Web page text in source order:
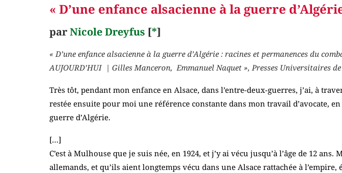
« D’une enfance alsacienne à la guerre
parNicole Dreyfus [*]
« D’une enfance alsacienne à la guerre d’Algérie : racines et permanences du
AUJOURD’HUI | Gilles Manceron, Emmanuel Naquet », Presses Universitaires de
Très tôt, pendant mon enfance en Alsace, dans l’entre-deux-guerres, j’ai, à
restée ensuite pour moi une référence constante dans mon travail d’avocate,
guerre d’Algérie.
[…]
C’est à Mulhouse que je suis née, en 1924, et j’y ai vécu jusqu’à l’âge de 12
allemands, et qu’ils aient longtemps vécu dans une Alsace rattachée à